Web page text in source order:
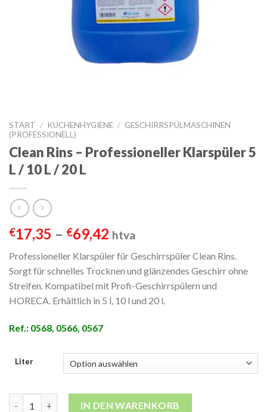
START / KÜCHENHYGIENE / GESCHIRRSPÜLMASCHINEN
(PROFESSIONELL)
Clean Rins – Professioneller Klarspüler 5
L / 10 L / 20 L
€17,35 – €69,42 Preisspanne:
bis
€69,42
htva
Professioneller Klarspüler für Geschirrspüler Clean Rins.
Sorgt für schnelles Trocknen und glänzendes Geschirr ohne
Streifen. Kompatibel mit Profi-Geschirrspülern und
HORECA. Erhältlich in 5 l, 10 l und 20 l.
Ref.: 0568, 0566, 0567
Liter
IN DEN WARENKORB